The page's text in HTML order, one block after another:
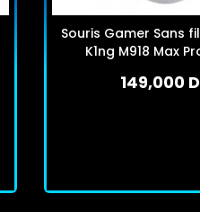
Souris Gamer Sans
K1ng M918 Max
149,000